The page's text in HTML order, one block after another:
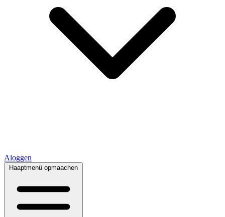
Aloggen
Haaptmenü opmaachen